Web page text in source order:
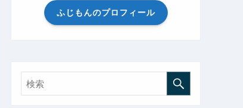
ふじもんのプロフィール